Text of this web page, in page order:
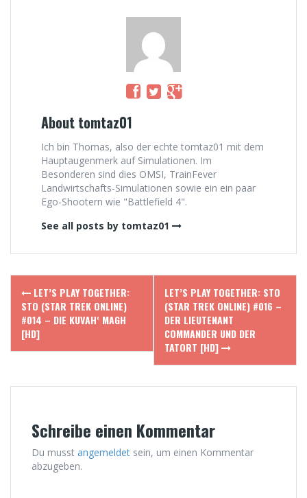
About tomtaz01
Ich bin Thomas, also der echte tomtaz01 mit dem
Hauptaugenmerk auf Simulationen. Im
Besonderen sind dies OMSI, TrainFever
Landwirtschafts-Simulationen sowie ein ein paar
Ego-Shootern wie "Battlefield 4".
See all posts by tomtaz01
Post
navigation
LET’S PLAY TOGETHER:
STO (STAR TREK ONLINE)
#014 – DIE KUVAH‘ MAGH
[HD]
LET’S PLAY TOGETHER: STO
(STAR TREK ONLINE) #016 –
DER LIEUTENANT
COMMANDER UND DER
TATORT [HD]
Schreibe einen Kommentar
Du musst angemeldet sein, um einen Kommentar
abzugeben.